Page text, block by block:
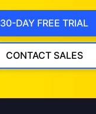
30-DAY FREE TRIAL
CONTACT SALES